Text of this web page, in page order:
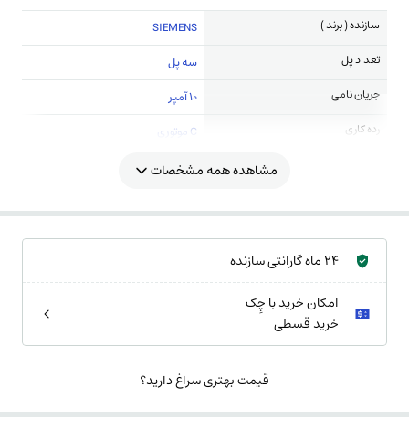
سازنده ( برند )
SIEMENS
تعداد پل
سه پل
جریان نامی
10 آمپر
رده کاری
C موتوری
مشاهده همه مشخصات
24 ماه گارانتی سازنده
امکان خرید با چِک
خرید قسطی
قیمت بهتری سراغ دارید؟